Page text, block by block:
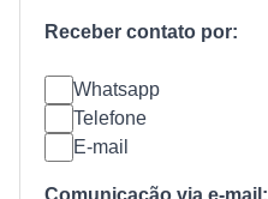
Receber contato por:
Whatsapp
Telefone
E-mail
Comunicação via e-mail: